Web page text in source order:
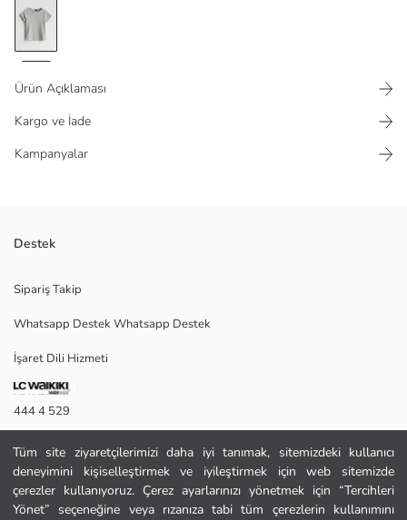
Tüm site ziyaretçilerimizi daha iyi tanımak, sitemizdeki kullanıcı
deneyimini kişiselleştirmek ve iyileştirmek için web sitemizde
çerezler kullanıyoruz. Çerez ayarlarınızı yönetmek için “Tercihleri
Yönet” seçeneğine veya rızanıza tabi tüm çerezlerin kullanımını
Ürün Açıklaması
Kargo ve İade
Kampanyalar
ensesinde pencere detayı bulunur.
Ana Kumaş:
Menşei:
Satıcı:
Marka:
Cinsiyet:
Kalıp:
Destek
Sipariş Takip
Whatsapp Destek Whatsapp Destek
İşaret Dili Hizmeti
444 4 529
İletişim Formu
444 4 529